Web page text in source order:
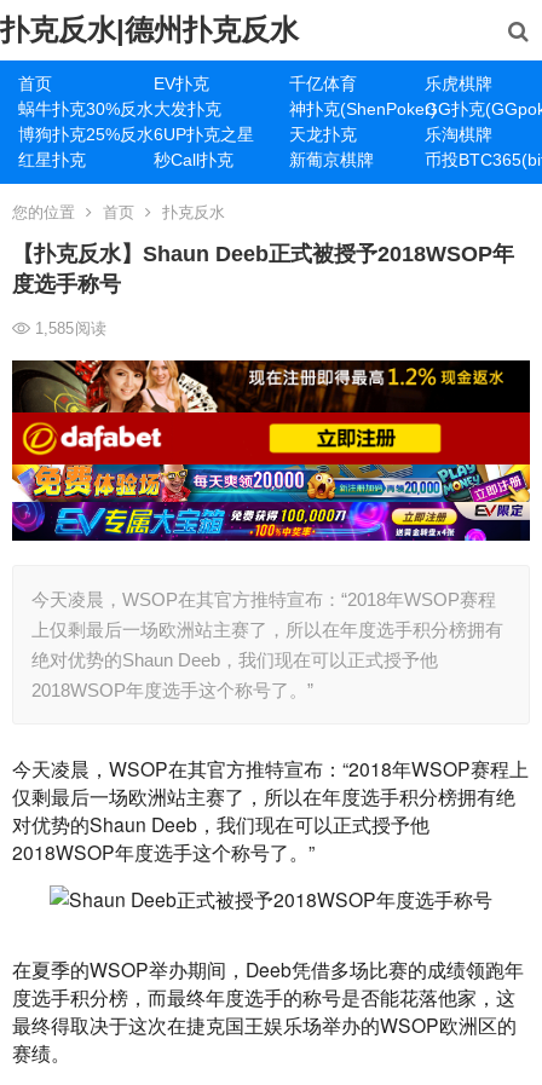
扑克反水|德州扑克反水
首页 EV扑克 千亿体育
乐虎棋牌
蜗牛扑克30%反水大发扑克 神扑克(ShenPoker)GG扑克
博狗扑克25%反水6UP扑克之星 天龙扑克
乐淘棋牌
红星扑克
秒Call扑克 新葡京棋牌 币投
您的位置 首页 扑克反水
【扑克反水】Shaun Deeb正式被授予2018WSOP年
度选手称号
1,585阅读
今天凌晨，WSOP在其官方推特宣布：“2018年WSOP赛程
上仅剩最后一场欧洲站主赛了，所以在年度选手积分榜拥有
绝对优势的Shaun Deeb，我们现在可以正式授予他
2018WSOP年度选手这个称号了。”
今天凌晨，WSOP在其官方推特宣布：“2018年WSOP赛程上
仅剩最后一场欧洲站主赛了，所以在年度选手积分榜拥有绝
对优势的Shaun Deeb，我们现在可以正式授予他
2018WSOP年度选手这个称号了。”
在夏季的WSOP举办期间，Deeb凭借多场比赛的成绩领跑年
度选手积分榜，而最终年度选手的称号是否能花落他家，这
最终得取决于这次在捷克国王娱乐场举办的WSOP欧洲区的
赛绩。